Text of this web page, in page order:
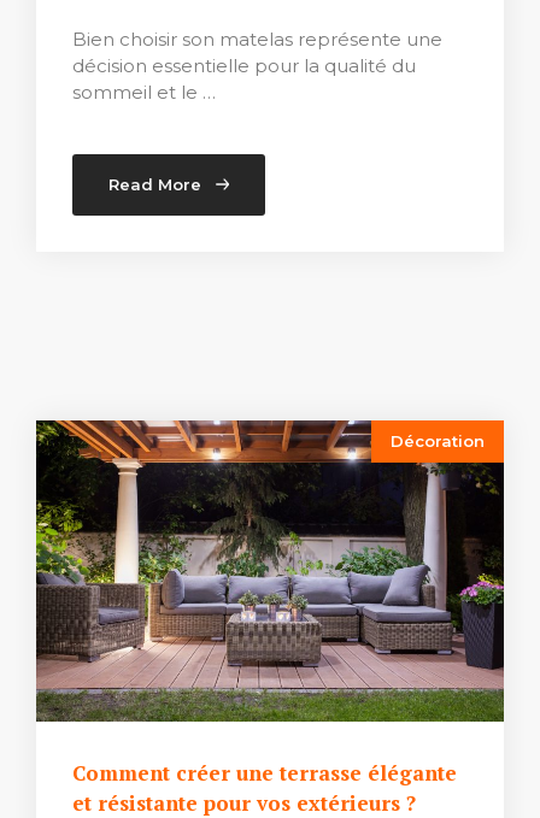
Bien choisir son matelas représente une
décision essentielle pour la qualité du
sommeil et le …
Read More
Décoration
Comment créer une terrasse élégante
et résistante pour vos extérieurs ?